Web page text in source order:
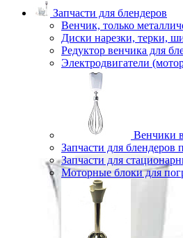
Запчасти для блендеров
Венчик, только
Диски нарезки, терки,
Редуктор венчика для
Электродвигатели
Венчики
Запчасти для блендеров
Запчасти для
Моторные блоки для